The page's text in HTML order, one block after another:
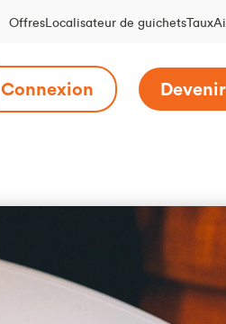
OffresLocalisateur de guichetsTaux
Connexion